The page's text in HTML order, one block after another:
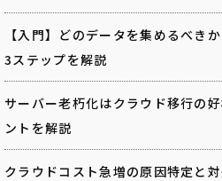
【入門】どのデータを集めるべき
3ステップを解説
サーバー老朽化はクラウド移行の
ントを解説
クラウドコスト急増の原因特定と